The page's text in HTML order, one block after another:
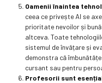
Oamenii înaintea
ceea ce privește AI se
prioritate nevoilor și
altceva. Toate
sistemul de învățare și
demonstra că
cursant sau pentru
Profesorii sunt